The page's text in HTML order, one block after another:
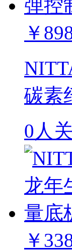
￥
碳素
0人
￥